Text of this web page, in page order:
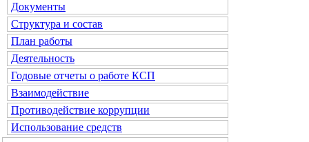
Документы
Структура и состав
План работы
Деятельность
Годовые отчеты о работе КСП
Взаимодействие
Противодействие коррупции
Использование средств